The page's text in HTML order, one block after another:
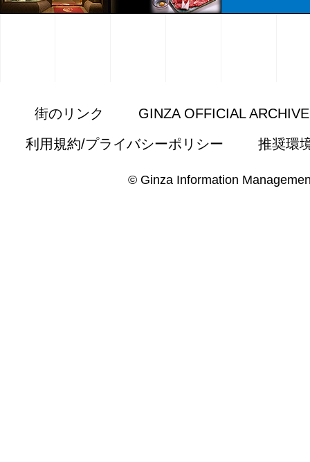
街のリンク
GINZA OFFICIAL
利用規約/プライバシーポリシー
推奨環
© Ginza Information